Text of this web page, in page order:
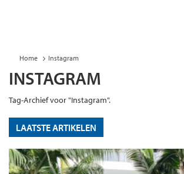
Home Instagram
INSTAGRAM
Tag-Archief voor "Instagram".
LAATSTE ARTIKELEN